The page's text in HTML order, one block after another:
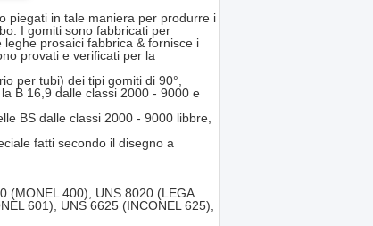
piegati in tale maniera per produrre i
I gomiti sono fabbricati per
prosaici fabbrica & fornisce i
provati e verificati per la
per tubi) dei tipi gomiti di 90°,
B 16,9 dalle classi 2000 - 9000 e
BS dalle classi 2000 - 9000 libbre,
fatti secondo il disegno a
(MONEL 400), UNS 8020 (LEGA
601), UNS 6625 (INCONEL 625),